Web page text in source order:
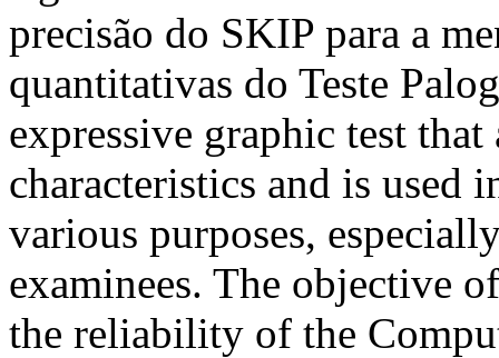
precisão do SKIP para a
quantitativas do Teste
expressive graphic test that
characteristics and is used
various purposes,
examinees. The objective
the reliability of the